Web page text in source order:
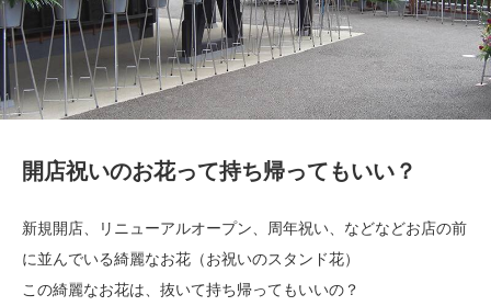
開店祝いのお花って持ち帰ってもいい？
新規開店、リニューアルオープン、周年祝い、などなどお店の前
に並んでいる綺麗なお花（お祝いのスタンド花）
この綺麗なお花は、抜いて持ち帰ってもいいの？